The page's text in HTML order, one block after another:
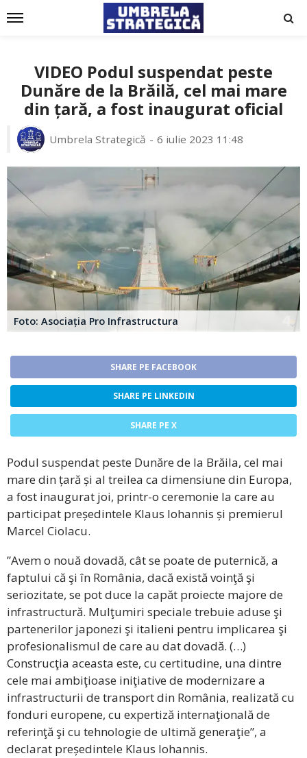
VIDEO Podul suspendat peste
Dunăre de la Brăilă, cel mai mare
din țară, a fost inaugurat oficial
Umbrela Strategică 6 iulie 2023 11:48
Foto: Asociația Pro Infrastructura
SHARE PE FACEBOOK
SHARE PE LINKEDIN
SHARE PE X
Podul suspendat peste Dunăre de la Brăila, cel mai
mare din țară și al treilea ca dimensiune din Europa,
a fost inaugurat joi, printr-o ceremonie la care au
participat președintele Klaus Iohannis și premierul
Marcel Ciolacu.
”Avem o nouă dovadă, cât se poate de puternică, a
faptului că şi în România, dacă există voinţă şi
seriozitate, se pot duce la capăt proiecte majore de
infrastructură. Mulţumiri speciale trebuie aduse şi
partenerilor japonezi şi italieni pentru implicarea şi
profesionalismul de care au dat dovadă. (…)
Construcţia aceasta este, cu certitudine, una dintre
cele mai ambiţioase iniţiative de modernizare a
infrastructurii de transport din România, realizată cu
fonduri europene, cu expertiză internaţională de
referinţă şi cu tehnologie de ultimă generaţie”, a
declarat președintele Klaus Iohannis.